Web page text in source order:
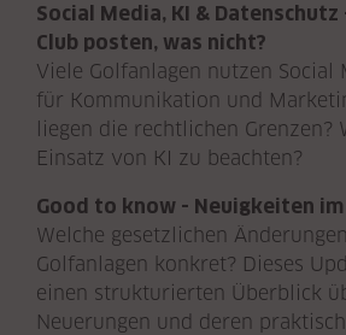
Social Media, KI &
Club posten, was nicht?
Viele Golfanlagen nutzen Social
für Kommunikation und
liegen die rechtlichen Grenzen?
Einsatz von KI zu beachten?
Good to know - Neuigkeiten
Welche gesetzlichen
Golfanlagen konkret? Dieses
einen strukturierten Überblick
Neuerungen und deren